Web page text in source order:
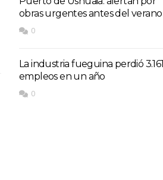
obras urgentes antes del verano
0
La industria fueguina perdió 3.161
empleos en un año
0